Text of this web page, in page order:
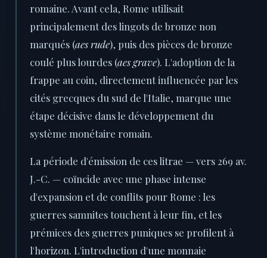
romaine. Avant cela, Rome utilisait
principalement des lingots de bronze non
marqués (aes rude), puis des pièces de bronze
coulé plus lourdes (aes grave). L'adoption de la
frappe au coin, directement influencée par les
cités grecques du sud de l'Italie, marque une
étape décisive dans le développement du
système monétaire romain.
La période d'émission de ces litrae — vers 269 av.
J.-C. — coïncide avec une phase intense
d'expansion et de conflits pour Rome : les
guerres samnites touchent à leur fin, et les
prémices des guerres puniques se profilent à
l'horizon. L'introduction d'une monnaie